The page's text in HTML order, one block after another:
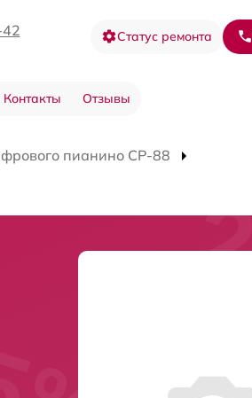
Статус ремонта
Контакты Отзывы
пианино CP-88